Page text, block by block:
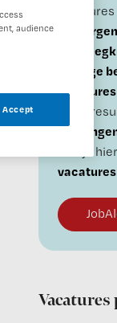
Overige
vacatures
Deze
Bekijk
audience
Accept